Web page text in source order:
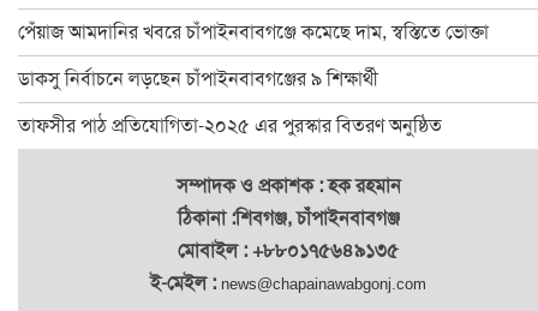
চাঁপাইনবাবগঞ্জে পুকুর রক্ষার দাবিতে মানববন্ধন
চাঁপাইনবাবগঞ্জে ৬০০ পরিবার পেলো ত্রাণ
চাঁপাইনবাবগঞ্জ-৩ আসনে বিএনপিতে এগিয়ে হারুন
পেঁয়াজ আমদানির খবরে চাঁপাইনবাবগঞ্জে কমেছে দাম, স্বস্তিতে ভোক্তা
ডাকসু নির্বাচনে লড়ছেন চাঁপাইনবাবগঞ্জের ৯ শিক্ষার্থী
তাফসীর পাঠ প্রতিযোগিতা-২০২৫ এর পুরস্কার বিতরণ অনুষ্ঠিত
সম্পাদক ও প্রকাশক : হক রহমান
ঠিকানা :শিবগঞ্জ, চাঁপাইনবাবগঞ্জ
মোবাইল : +৮৮০১৭৫৬৪৯১৩৫
ই-মেইল : news@chapainawabgonj.com